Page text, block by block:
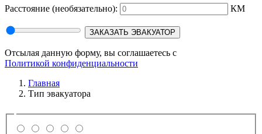
Расстояние (необязательно): КМ
ЗАКАЗАТЬ ЭВАКУАТОР
Отсылая данную форму, вы соглашаетесь с
Политикой конфиденциальности
Главная
Тип эвакуатора